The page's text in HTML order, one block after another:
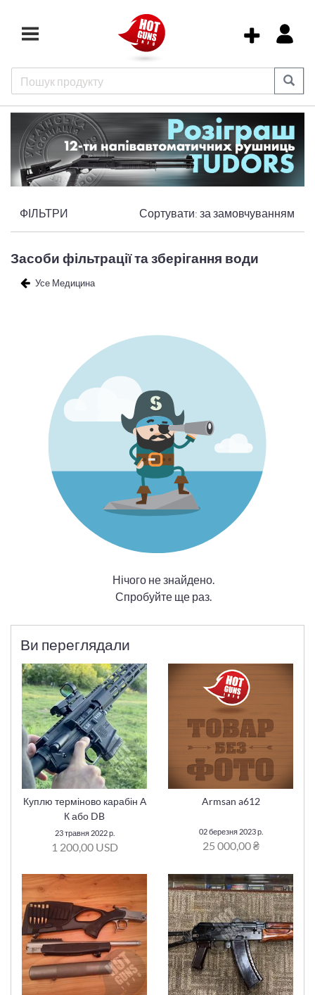
ФІЛЬТРИ Сортувати: за замовчуванням
Засоби фільтрації та зберігання води
Усе Медицина
Нічого не знайдено.
Спробуйте ще раз.
Ви переглядали
Куплю терміново карабін А
К або DB
23 травня 2022 р.
1 200,00 USD
Armsan a612
02 березня 2023 р.
25 000,00 ₴